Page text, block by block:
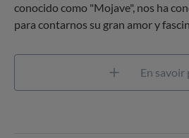
conocido como "Mojave", nos ha
para contarnos su gran amor y
En savoir